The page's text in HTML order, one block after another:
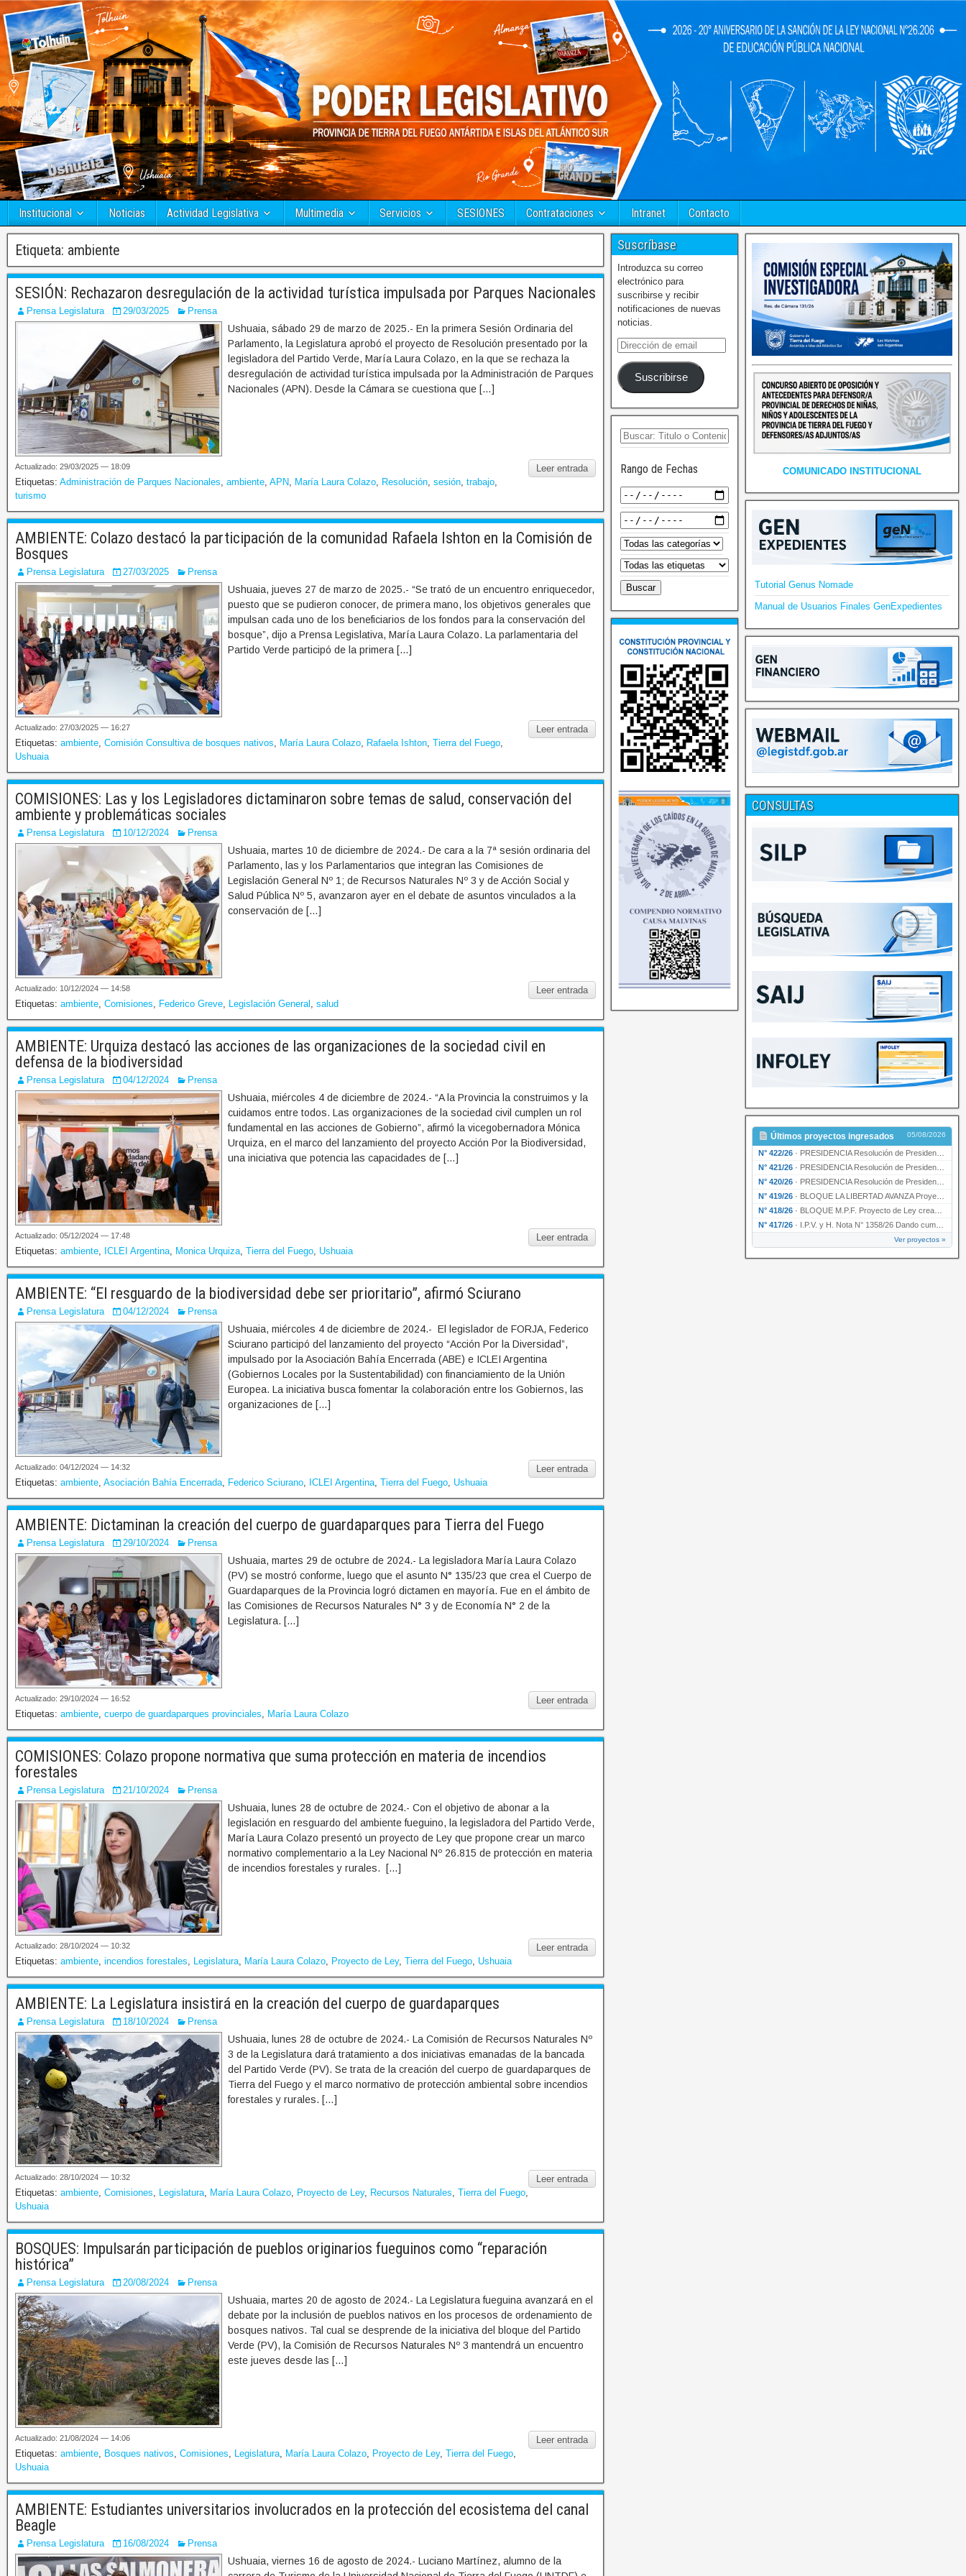
Institucional Noticias Actividad Legislativa Multimedia Servicios SESIONES Contrataciones Intranet Contacto
Etiqueta: ambiente
SESIÓN: Rechazaron desregulación de la actividad turística impulsada por Parques Nacionales
Prensa Legislatura 29/03/2025 Prensa
Ushuaia, sábado 29 de marzo de 2025.- En la primera Sesión Ordinaria del
Parlamento, la Legislatura aprobó el proyecto de Resolución presentado por la
legisladora del Partido Verde, María Laura Colazo, en la que se rechaza la
desregulación de actividad turística impulsada por la Administración de Parques
Nacionales (APN). Desde la Cámara se cuestiona que […]
Leer entrada
Actualizado: 29/03/2025 — 18:09
Etiquetas: Administración de Parques Nacionales, ambiente, APN, María Laura Colazo, Resolución, sesión, trabajo,
turismo
AMBIENTE: Colazo destacó la participación de la comunidad Rafaela Ishton en la Comisión de
Bosques
Prensa Legislatura 27/03/2025 Prensa
Ushuaia, jueves 27 de marzo de 2025.- “Se trató de un encuentro enriquecedor,
puesto que se pudieron conocer, de primera mano, los objetivos generales que
impulsan cada uno de los beneficiarios de los fondos para la conservación del
bosque”, dijo a Prensa Legislativa, María Laura Colazo. La parlamentaria del
Partido Verde participó de la primera […]
Leer entrada
Actualizado: 27/03/2025 — 16:27
Etiquetas: ambiente, Comisión Consultiva de bosques nativos, María Laura Colazo, Rafaela Ishton, Tierra del Fuego,
Ushuaia
COMISIONES: Las y los Legisladores dictaminaron sobre temas de salud, conservación del
ambiente y problemáticas sociales
Prensa Legislatura 10/12/2024 Prensa
Ushuaia, martes 10 de diciembre de 2024.- De cara a la 7ª sesión ordinaria del
Parlamento, las y los Parlamentarios que integran las Comisiones de
Legislación General Nº 1; de Recursos Naturales Nº 3 y de Acción Social y
Salud Pública Nº 5, avanzaron ayer en el debate de asuntos vinculados a la
conservación de […]
Leer entrada
Actualizado: 10/12/2024 — 14:58
Etiquetas: ambiente, Comisiones, Federico Greve, Legislación General , salud
AMBIENTE: Urquiza destacó las acciones de las organizaciones de la sociedad civil en
defensa de la biodiversidad
Prensa Legislatura 04/12/2024 Prensa
Ushuaia, miércoles 4 de diciembre de 2024.- “A la Provincia la construimos y la
cuidamos entre todos. Las organizaciones de la sociedad civil cumplen un rol
fundamental en las acciones de Gobierno”, afirmó la vicegobernadora Mónica
Urquiza, en el marco del lanzamiento del proyecto Acción Por la Biodiversidad,
una iniciativa que potencia las capacidades de […]
Leer entrada
Actualizado: 05/12/2024 — 17:48
Etiquetas: ambiente, ICLEI Argentina, Monica Urquiza, Tierra del Fuego, Ushuaia
AMBIENTE: “El resguardo de la biodiversidad debe ser prioritario”, afirmó Sciurano
Prensa Legislatura 04/12/2024 Prensa
Ushuaia, miércoles 4 de diciembre de 2024.- El legislador de FORJA, Federico
Sciurano participó del lanzamiento del proyecto “Acción Por la Diversidad”,
impulsado por la Asociación Bahía Encerrada (ABE) e ICLEI Argentina
(Gobiernos Locales por la Sustentabilidad) con financiamiento de la Unión
Europea. La iniciativa busca fomentar la colaboración entre los Gobiernos, las
organizaciones de […]
Leer entrada
Actualizado: 04/12/2024 — 14:32
Etiquetas: ambiente, Asociación Bahía Encerrada, Federico Sciurano, ICLEI Argentina, Tierra del Fuego, Ushuaia
AMBIENTE: Dictaminan la creación del cuerpo de guardaparques para Tierra del Fuego
Prensa Legislatura 29/10/2024 Prensa
Ushuaia, martes 29 de octubre de 2024.- La legisladora María Laura Colazo
(PV) se mostró conforme, luego que el asunto N° 135/23 que crea el Cuerpo de
Guardaparques de la Provincia logró dictamen en mayoría. Fue en el ámbito de
las Comisiones de Recursos Naturales N° 3 y de Economía N° 2 de la
Legislatura. […]
Leer entrada
Actualizado: 29/10/2024 — 16:52
Etiquetas: ambiente, cuerpo de guardaparques provinciales, María Laura Colazo
COMISIONES: Colazo propone normativa que suma protección en materia de incendios
forestales
Prensa Legislatura 21/10/2024 Prensa
Ushuaia, lunes 28 de octubre de 2024.- Con el objetivo de abonar a la
legislación en resguardo del ambiente fueguino, la legisladora del Partido Verde,
María Laura Colazo presentó un proyecto de Ley que propone crear un marco
normativo complementario a la Ley Nacional Nº 26.815 de protección en materia
de incendios forestales y rurales. […]
Leer entrada
Actualizado: 28/10/2024 — 10:32
Etiquetas: ambiente, incendios forestales, Legislatura, María Laura Colazo, Proyecto de Ley, Tierra del Fuego, Ushuaia
AMBIENTE: La Legislatura insistirá en la creación del cuerpo de guardaparques
Prensa Legislatura 18/10/2024 Prensa
Ushuaia, lunes 28 de octubre de 2024.- La Comisión de Recursos Naturales Nº
3 de la Legislatura dará tratamiento a dos iniciativas emanadas de la bancada
del Partido Verde (PV). Se trata de la creación del cuerpo de guardaparques de
Tierra del Fuego y el marco normativo de protección ambiental sobre incendios
forestales y rurales. […]
Leer entrada
Actualizado: 28/10/2024 — 10:32
Etiquetas: ambiente, Comisiones, Legislatura, María Laura Colazo, Proyecto de Ley, Recursos Naturales, Tierra del Fuego,
Ushuaia
BOSQUES: Impulsarán participación de pueblos originarios fueguinos como “reparación
histórica”
Prensa Legislatura 20/08/2024 Prensa
Ushuaia, martes 20 de agosto de 2024.- La Legislatura fueguina avanzará en el
debate por la inclusión de pueblos nativos en los procesos de ordenamiento de
bosques nativos. Tal cual se desprende de la iniciativa del bloque del Partido
Verde (PV), la Comisión de Recursos Naturales Nº 3 mantendrá un encuentro
este jueves desde las […]
Leer entrada
Actualizado: 21/08/2024 — 14:06
Etiquetas: ambiente, Bosques nativos, Comisiones, Legislatura, María Laura Colazo, Proyecto de Ley, Tierra del Fuego,
Ushuaia
AMBIENTE: Estudiantes universitarios involucrados en la protección del ecosistema del canal
Beagle
Prensa Legislatura 16/08/2024 Prensa
Ushuaia, viernes 16 de agosto de 2024.- Luciano Martínez, alumno de la
Suscríbase
Introduzca su correo
electrónico para
suscribirse y recibir
notificaciones de nuevas
noticias.
Suscribirse
Rango de Fechas COMUNICADO INSTITUCIONAL
Tutorial Genus Nomade
Manual de Usuarios Finales GenExpedientes
CONSULTAS
Últimos proyectos ingresados 05/08/2026
N° 422/26 · PRESIDENCIA Resolución de Presidencia N° 200/26 para su ratificación.
N° 421/26 · PRESIDENCIA Resolución de Presidencia N° 199/26 para su ratificación.
N° 420/26 · PRESIDENCIA Resolución de Presidencia N° 198/26 para su ratificación.
N° 419/26 · BLOQUE LA LIBERTAD AVANZA Proyecto de Ley declarando la esencialidad del servicio educativ…
N° 418/26 · BLOQUE M.P.F. Proyecto de Ley creando el Ente Único Regulador de servicios públicos de la …
N° 417/26 · I.P.V. y H. Nota N° 1358/26 Dando cumplimiento al artículo 29 de la Ley provincial N° 1399…
Ver proyectos »